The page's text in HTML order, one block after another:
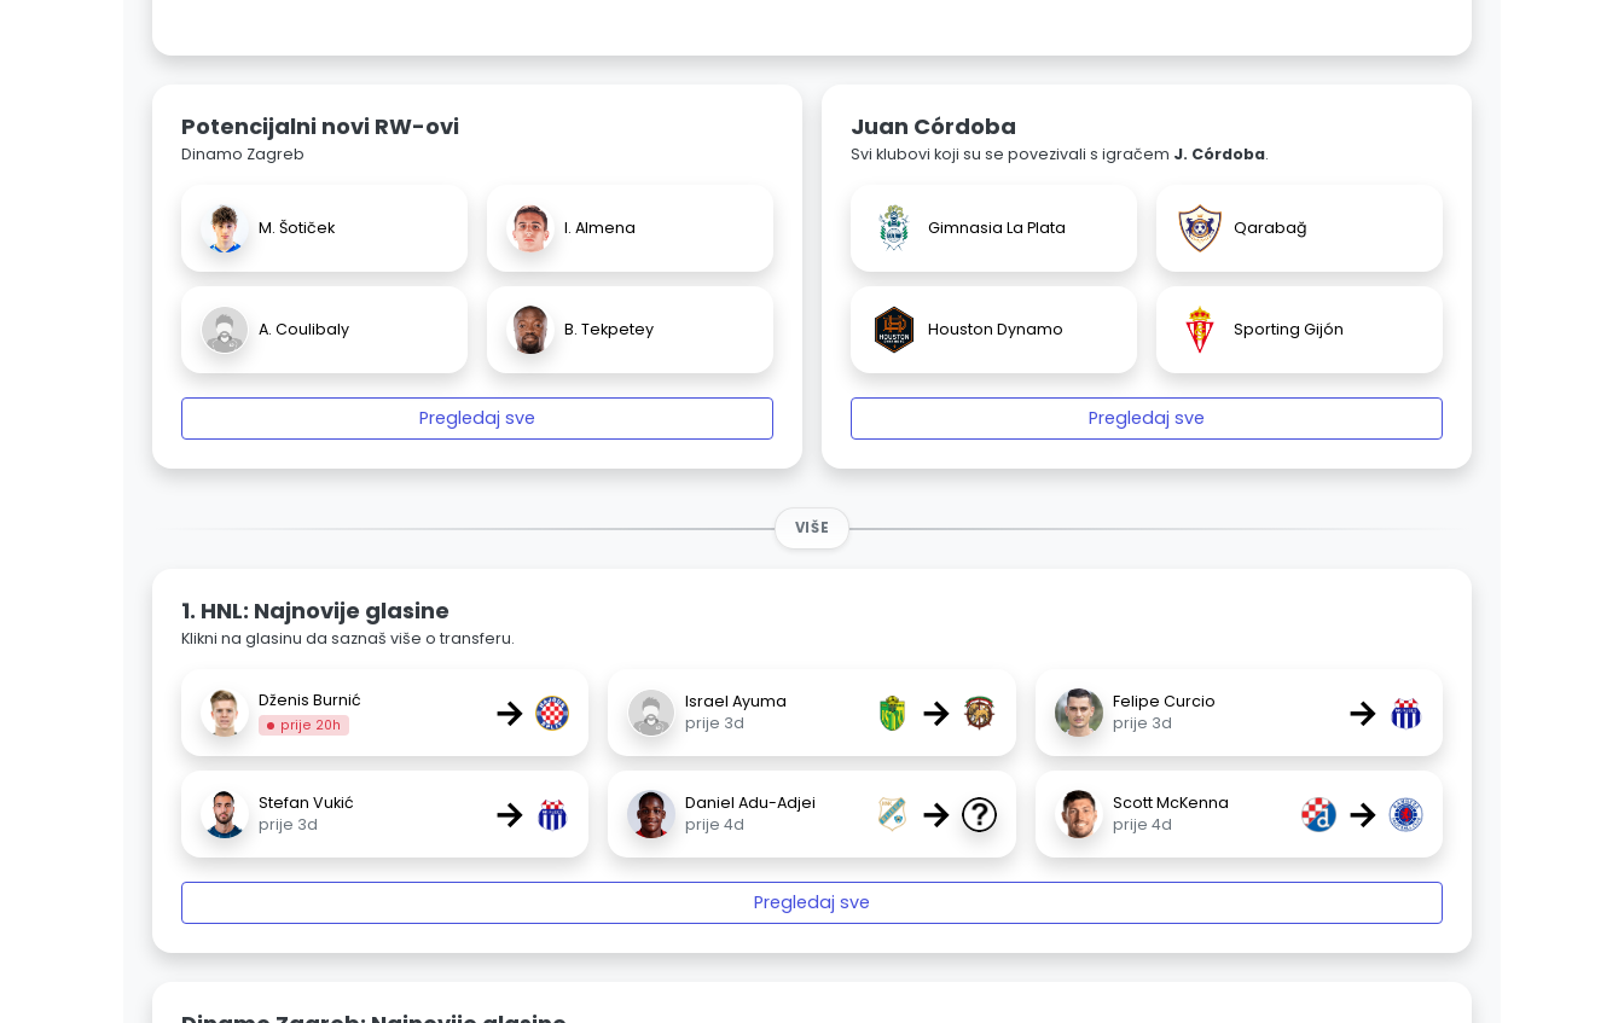
Potencijalni novi RW-ovi
Dinamo Zagreb
M. Šotiček I. Almena
A. Coulibaly B. Tekpetey
Pregledaj sve
Juan Córdoba
Svi klubovi koji su se povezivali s igračem J. Córdoba.
Gimnasia La Plata Qarabağ
Houston Dynamo Sporting Gijón
Pregledaj sve
VIŠE
1. HNL: Najnovije glasine
Klikni na glasinu da saznaš više o transferu.
Dženis Burnić
prije 20h →
Israel Ayuma
prije 3d
→
Felipe Curcio
prije 3d
→
Stefan Vukić
prije 3d
→
Daniel Adu-Adjei
prije 4d
→
Scott McKenna
prije 4d
→
Pregledaj sve